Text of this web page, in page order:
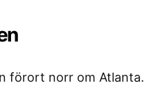
förort norr om Atlanta.